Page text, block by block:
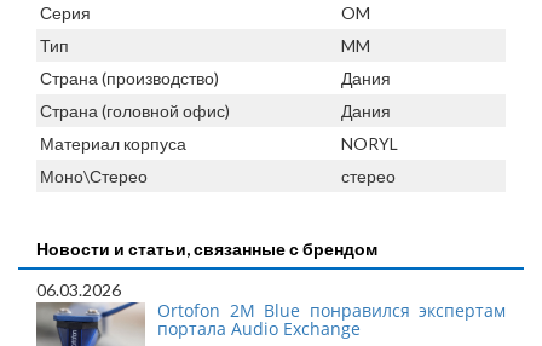
Серия
OM
Тип
MM
Страна (производство)
Дания
Страна (головной офис)
Дания
Материал корпуса
NORYL
Моно\Стерео
стерео
Новости и статьи, связанные с брендом
06.03.2026
Ortofon 2M Blue понравился экспертам
портала Audio Exchange